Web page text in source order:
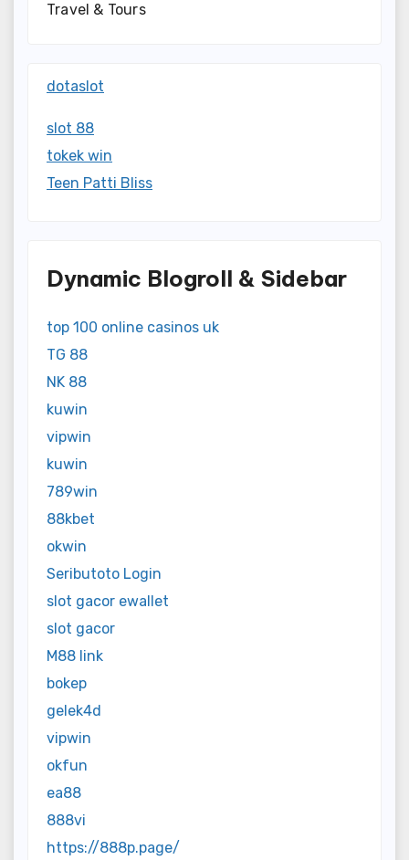
Travel & Tours
dotaslot
slot 88
tokek win
Teen Patti Bliss
Dynamic Blogroll & Sidebar
top 100 online casinos uk
TG 88
NK 88
kuwin
vipwin
kuwin
789win
88kbet
okwin
Seributoto Login
slot gacor ewallet
slot gacor
M88 link
bokep
gelek4d
vipwin
okfun
ea88
888vi
https://888p.page/